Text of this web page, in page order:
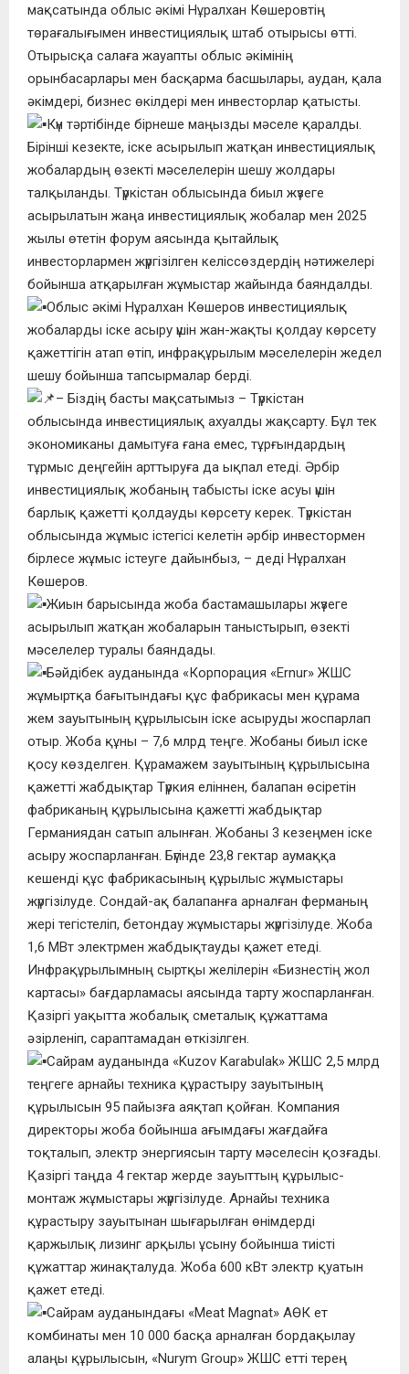
мақсатында облыс әкімі Нұралхан Көшеровтің
төрағалығымен инвестициялық штаб отырысы өтті.
Отырысқа салаға жауапты облыс әкімінің
орынбасарлары мен басқарма басшылары, аудан, қала
әкімдері, бизнес өкілдері мен инвесторлар қатысты.
Күн тәртібінде бірнеше маңызды мәселе қаралды.
Бірінші кезекте, іске асырылып жатқан инвестициялық
жобалардың өзекті мәселелерін шешу жолдары
талқыланды. Түркістан облысында биыл жүзеге
асырылатын жаңа инвестициялық жобалар мен 2025
жылы өтетін форум аясында қытайлық
инвесторлармен жүргізілген келіссөздердің нәтижелері
бойынша атқарылған жұмыстар жайында баяндалды.
Облыс әкімі Нұралхан Көшеров инвестициялық
жобаларды іске асыру үшін жан-жақты қолдау көрсету
қажеттігін атап өтіп, инфрақұрылым мәселелерін жедел
шешу бойынша тапсырмалар берді.
– Біздің басты мақсатымыз – Түркістан
облысында инвестициялық ахуалды жақсарту. Бұл тек
экономиканы дамытуға ғана емес, тұрғындардың
тұрмыс деңгейін арттыруға да ықпал етеді. Әрбір
инвестициялық жобаның табысты іске асуы үшін
барлық қажетті қолдауды көрсету керек. Түркістан
облысында жұмыс істегісі келетін әрбір инвестормен
бірлесе жұмыс істеуге дайынбыз, – деді Нұралхан
Көшеров.
Жиын барысында жоба бастамашылары жүзеге
асырылып жатқан жобаларын таныстырып, өзекті
мәселелер туралы баяндады.
Бәйдібек ауданында «Корпорация «Ernur» ЖШС
жұмыртқа бағытындағы құс фабрикасы мен құрама
жем зауытының құрылысын іске асыруды жоспарлап
отыр. Жоба құны – 7,6 млрд теңге. Жобаны биыл іске
қосу көзделген. Құрамажем зауытының құрылысына
қажетті жабдықтар Түркия еліннен, балапан өсіретін
фабриканың құрылысына қажетті жабдықтар
Германиядан сатып алынған. Жобаны 3 кезеңмен іске
асыру жоспарланған. Бүгінде 23,8 гектар аумаққа
кешенді құс фабрикасының құрылыс жұмыстары
жүргізілуде. Сондай-ақ балапанға арналған ферманың
жері тегістеліп, бетондау жұмыстары жүргізілуде. Жоба
1,6 МВт электрмен жабдықтауды қажет етеді.
Инфрақұрылымның сыртқы желілерін «Бизнестің жол
картасы» бағдарламасы аясында тарту жоспарланған.
Қазіргі уақытта жобалық сметалық құжаттама
әзірленіп, сараптамадан өткізілген.
Сайрам ауданында «Kuzov Karabulak» ЖШС 2,5 млрд
теңгеге арнайы техника құрастыру зауытының
құрылысын 95 пайызға аяқтап қойған. Компания
директоры жоба бойынша ағымдағы жағдайға
тоқталып, электр энергиясын тарту мәселесін қозғады.
Қазіргі таңда 4 гектар жерде зауыттың құрылыс-
монтаж жұмыстары жүргізілуде. Арнайы техника
құрастыру зауытынан шығарылған өнімдерді
қаржылық лизинг арқылы ұсыну бойынша тиісті
құжаттар жинақталуда. Жоба 600 кВт электр қуатын
қажет етеді.
Сайрам ауданындағы «Meat Magnat» АӨК ет
комбинаты мен 10 000 басқа арналған бордақылау
алаңы құрылысын, «Nurym Group» ЖШС етті терең